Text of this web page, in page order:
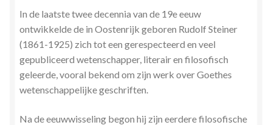
In de laatste twee decennia van de 19e eeuw
ontwikkelde de in Oostenrijk geboren Rudolf Steiner
(1861-1925) zich tot een gerespecteerd en veel
gepubliceerd wetenschapper, literair en filosofisch
geleerde, vooral bekend om zijn werk over Goethes
wetenschappelijke geschriften.
Na de eeuwwisseling begon hij zijn eerdere filosofische